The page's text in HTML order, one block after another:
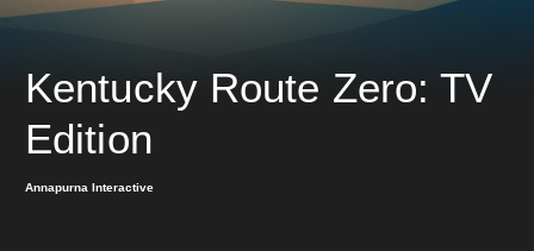
Kentucky Route Zero: TV
Edition
Annapurna Interactive